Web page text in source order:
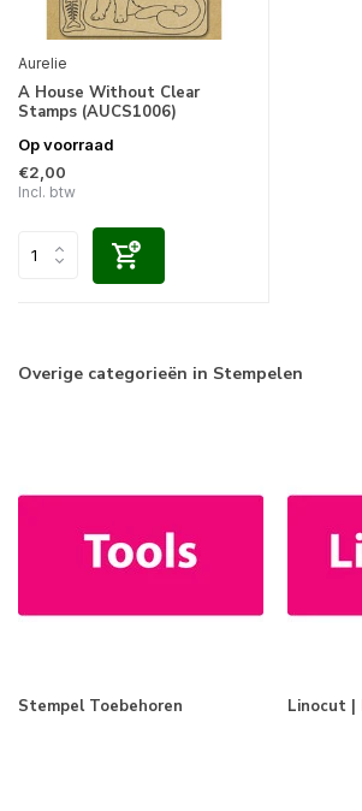
Aurelie
A House Without Clear
Stamps (AUCS1006)
Op voorraad
€2,00
Incl. btw
Overige categorieën in Stempelen
Stempel Toebehoren Linocut |